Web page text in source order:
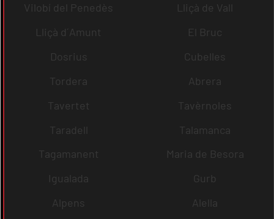
Vilobí del Penedès
Lliçà de Vall
Lliçà d´Amunt
El Bruc
Dosrius
Cubelles
Tordera
Abrera
Tavertet
Tavèrnoles
Taradell
Talamanca
Tagamanent
Maria de Besora
Igualada
Gurb
Alpens
Alella